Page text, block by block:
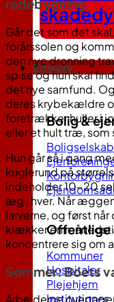
Erhverv
Bolig &
Offentlige
Kommuner
Hospitaler
Plejehjem
Institutioner
redebygning
Går det som det
forårssolen og
den nye dronning
spise og hun skal
det nye samfund.
deres krybekældre
foretrækker huller i
eller et hult træ, som
Hun går så i gang
kuglerund på
indeholder 10-20
æg i hver. Når
larverne, og først
klækker en
koncentrere sig
Sommer: Boets